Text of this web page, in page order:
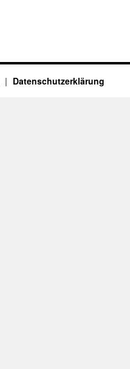
Datenschutzerklärung